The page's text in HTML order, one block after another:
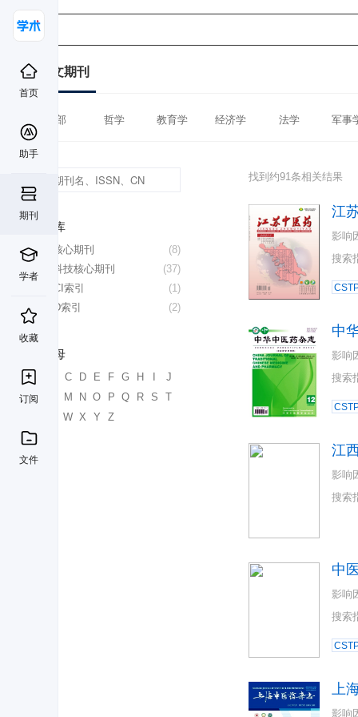
首页
助手
期刊
学者
收藏
订阅
文件
中文期刊
全部 哲学 教育学 经济学 法学 军事
数据库
(8)
北大核心期刊
(37)
中国科技核心期刊
(1)
CSSCI索引
(2)
CSCD索引
首字母
C D E F G H
J
K
M N O P Q R S
T
W X Y Z
找到约91条相关结果
江
影响
搜索
中
影响
搜索
江
影响
搜索
中
影响
搜索
上
影响